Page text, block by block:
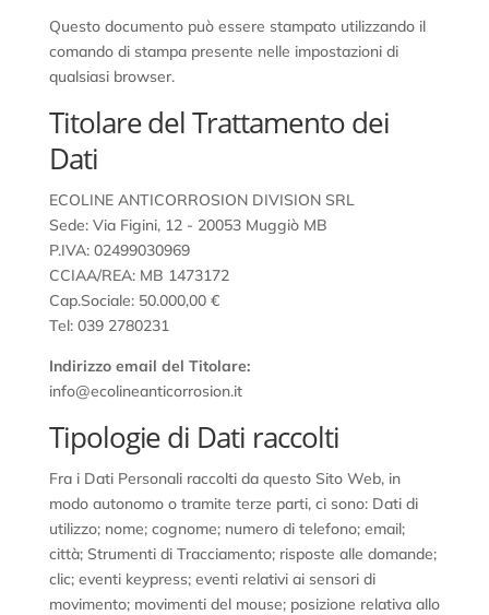
Questo documento può essere stampato utilizzando il
comando di stampa presente nelle impostazioni di
qualsiasi browser.
Titolare del Trattamento dei
Dati
ECOLINE ANTICORROSION DIVISION SRL
Sede: Via Figini, 12 - 20053 Muggiò MB
P.IVA: 02499030969
CCIAA/REA: MB 1473172
Cap.Sociale: 50.000,00 €
Tel: 039 2780231
Indirizzo email del Titolare:
info@ecolineanticorrosion.it
Tipologie di Dati raccolti
Fra i Dati Personali raccolti da questo Sito Web, in
modo autonomo o tramite terze parti, ci sono: Dati di
utilizzo; nome; cognome; numero di telefono; email;
città; Strumenti di Tracciamento; risposte alle domande;
clic; eventi keypress; eventi relativi ai sensori di
movimento; movimenti del mouse; posizione relativa allo